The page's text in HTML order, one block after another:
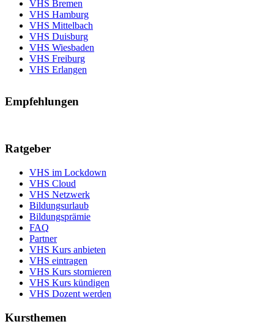
VHS Bremen
VHS Hamburg
VHS Mittelbach
VHS Duisburg
VHS Wiesbaden
VHS Freiburg
VHS Erlangen
Empfehlungen
Ratgeber
VHS im Lockdown
VHS Cloud
VHS Netzwerk
Bildungsurlaub
Bildungsprämie
FAQ
Partner
VHS Kurs anbieten
VHS eintragen
VHS Kurs stornieren
VHS Kurs kündigen
VHS Dozent werden
Kursthemen